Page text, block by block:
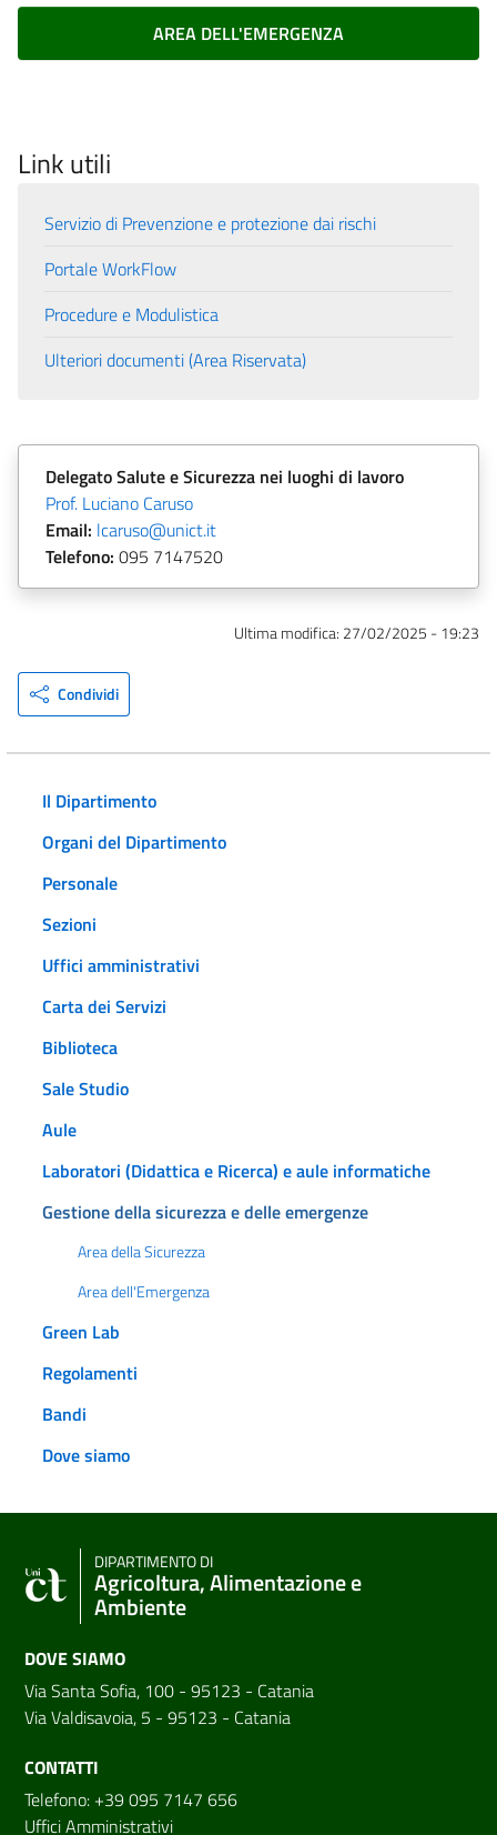
AREA DELL'EMERGENZA
Link utili
Servizio di Prevenzione e protezione dai rischi
Portale WorkFlow
Procedure e Modulistica
Ulteriori documenti (Area Riservata)
DelegatoSalute e Sicurezza nei luoghi di lavoro
Prof. Luciano Caruso
Email: lcaruso@unict.it
Telefono: 095 7147520
Ultima modifica: 27/02/2025 - 19:23
Condividi
Il Dipartimento
Organi del Dipartimento
Personale
Sezioni
Uffici amministrativi
Carta dei Servizi
Biblioteca
Sale Studio
Aule
Laboratori (Didattica e Ricerca) e aule informatiche
Gestione della sicurezza e delle emergenze
Area della Sicurezza
Area dell'Emergenza
Green Lab
Regolamenti
Bandi
Dove siamo
DIPARTIMENTO DI
Agricoltura, Alimentazione e
Ambiente
DOVE SIAMO
Via Santa Sofia, 100 - 95123 - Catania
Via Valdisavoia, 5 - 95123 - Catania
CONTATTI
Telefono: +39 095 7147 656
Uffici Amministrativi